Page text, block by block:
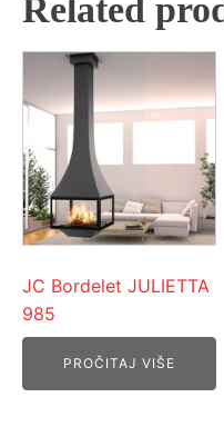
Related
JC Bordelet JULIETTA
985
PROČITAJ VIŠE